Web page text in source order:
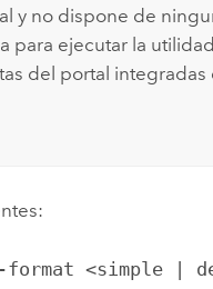
y no dispone de
para ejecutar la
del portal integradas
<simple |